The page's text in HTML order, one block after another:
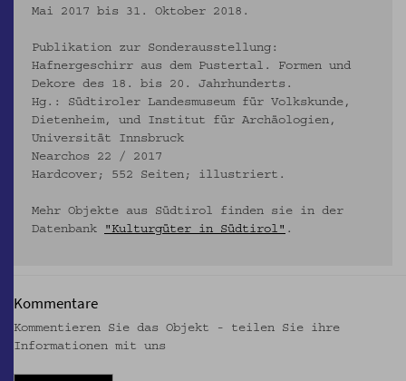
Mai 2017 bis 31. Oktober 2018.
Publikation zur Sonderausstellung:
Hafnergeschirr aus dem Pustertal. Formen und
Dekore des 18. bis 20. Jahrhunderts.
Hg.: Südtiroler Landesmuseum für Volkskunde,
Dietenheim, und Institut für Archäologien,
Universität Innsbruck
Nearchos 22 / 2017
Hardcover; 552 Seiten; illustriert.
Mehr Objekte aus Südtirol finden sie in der
Datenbank
"Kulturgüter in Südtirol" .
Kommentare
Kommentieren Sie das Objekt - teilen Sie ihre
Informationen mit uns